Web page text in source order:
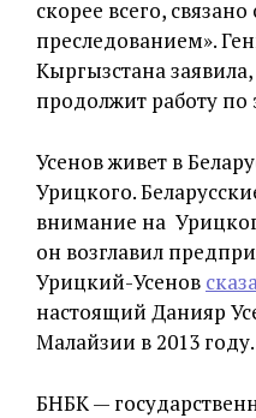
скорее всего,
преследованием».
Кыргызстана
продолжит работу по
Усенов живет в
Урицкого.
внимание на
он возглавил
Урицкий-Усенов
настоящий Данияр
Малайзии в 2013 году.
БНБК —